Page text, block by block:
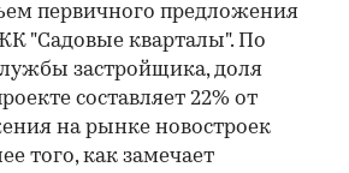
первичного предложения
"Садовые кварталы". По
застройщика, доля
составляет 22% от
на рынке новостроек
того, как замечает